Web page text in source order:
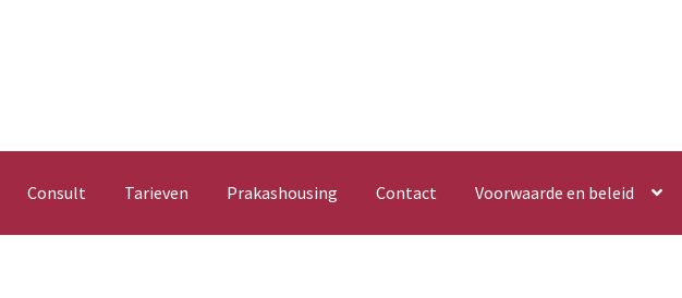
Consult Tarieven Prakashousing Contact Voorwaarde en beleid